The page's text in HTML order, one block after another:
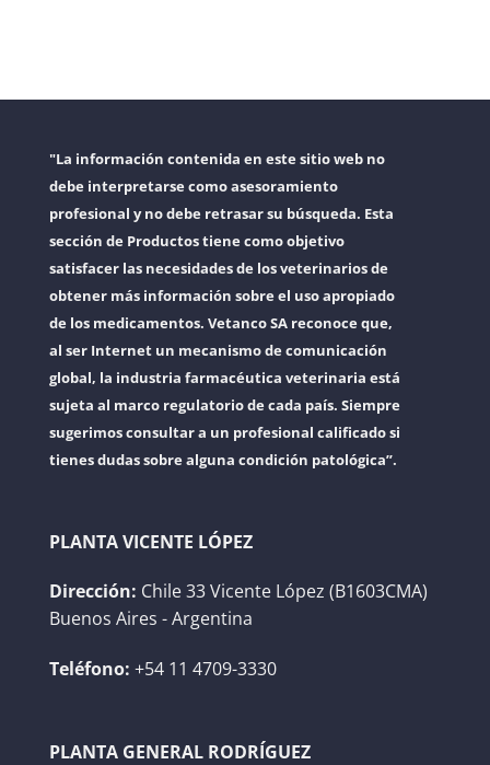
"La información contenida en este sitio web no
debe interpretarse como asesoramiento
profesional y no debe retrasar su búsqueda. Esta
sección de Productos tiene como objetivo
satisfacer las necesidades de los veterinarios de
obtener más información sobre el uso apropiado
de los medicamentos. Vetanco SA reconoce que,
al ser Internet un mecanismo de comunicación
global, la industria farmacéutica veterinaria está
sujeta al marco regulatorio de cada país. Siempre
sugerimos consultar a un profesional calificado si
tienes dudas sobre alguna condición patológica”.
PLANTA VICENTE LÓPEZ
Dirección: Chile 33 Vicente López (B1603CMA)
Buenos Aires - Argentina
Teléfono: +54 11 4709-3330
PLANTA GENERAL RODRÍGUEZ